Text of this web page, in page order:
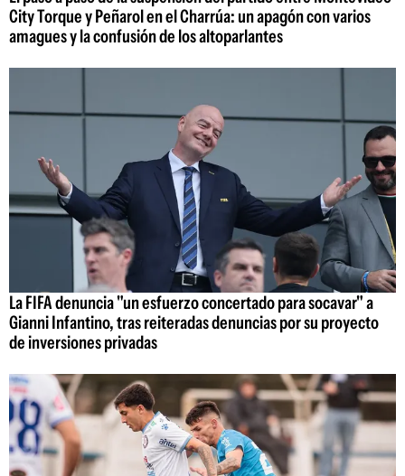
City Torque y Peñarol en el Charrúa: un apagón con varios
amagues y la confusión de los altoparlantes
La FIFA denuncia "un esfuerzo concertado para socavar" a
Gianni Infantino, tras reiteradas denuncias por su proyecto
de inversiones privadas